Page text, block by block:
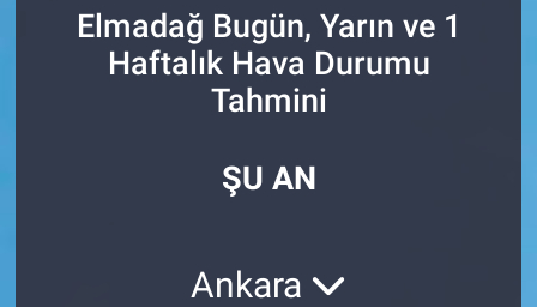
Elmadağ Bugün, Yarın ve 1
Haftalık Hava Durumu
Tahmini
ŞU AN
Ankara